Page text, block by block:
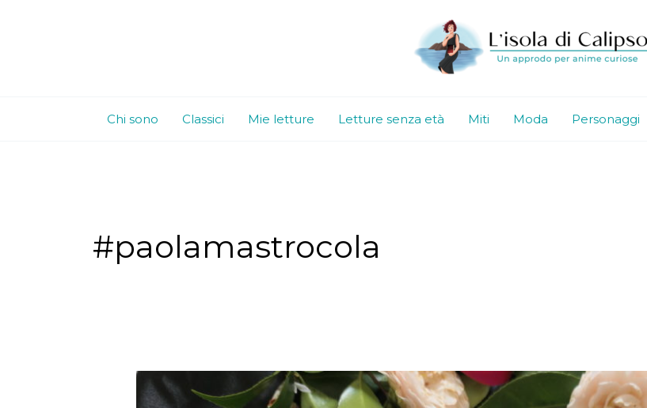
Chi sono Classici Mie letture Letture senza età Miti Moda Personaggi
#paolamastrocola